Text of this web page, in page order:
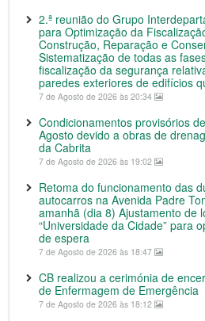
2.ª reunião do Grupo
para Optimização da
Construção, Reparação e
Sistematização de todas as
fiscalização da segurança
paredes exteriores de edifícios
7 de Agosto de 2026 às 20:34
Condicionamentos provisórios
Agosto devido a obras de
da Cabrita
7 de Agosto de 2026 às 19:02
Retoma do funcionamento das
autocarros na Avenida Padre
amanhã (dia 8) Ajustamento de
“Universidade da Cidade” para
de espera
7 de Agosto de 2026 às 18:47
CB realizou a cerimónia de
de Enfermagem de Emergência
7 de Agosto de 2026 às 18:12